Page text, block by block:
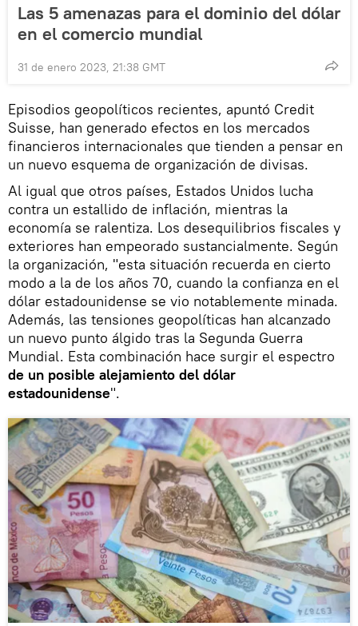
Las 5 amenazas para el dominio del dólar
en el comercio mundial
31 de enero 2023, 21:38 GMT
Episodios geopolíticos recientes, apuntó Credit
Suisse, han generado efectos en los mercados
financieros internacionales que tienden a pensar en
un nuevo esquema de organización de divisas.
Al igual que otros países, Estados Unidos lucha
contra un estallido de inflación, mientras la
economía se ralentiza. Los desequilibrios fiscales y
exteriores han empeorado sustancialmente. Según
la organización, "esta situación recuerda en cierto
modo a la de los años 70, cuando la confianza en el
dólar estadounidense se vio notablemente minada.
Además, las tensiones geopolíticas han alcanzado
un nuevo punto álgido tras la Segunda Guerra
Mundial. Esta combinación hace surgir el espectro
de un posible alejamiento del dólar
estadounidense".